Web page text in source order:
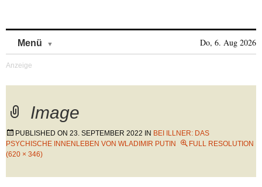
Menü Do, 6. Aug 2026
Image
PUBLISHED ON 23. SEPTEMBER 2022 IN BEI ILLNER: DAS
PSYCHISCHE INNENLEBEN VON WLADIMIR PUTIN
FULL RESOLUTION
(620 × 346)